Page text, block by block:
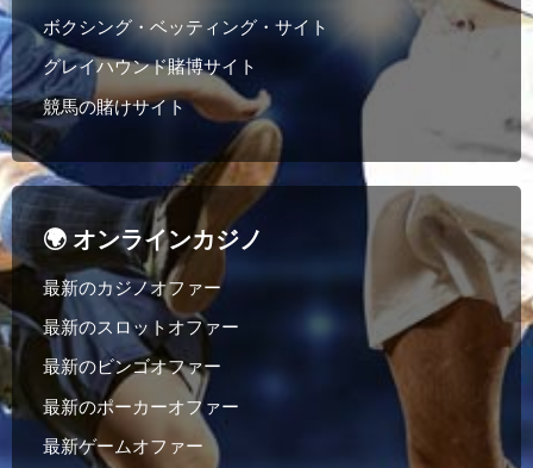
ボクシング・ベッティング・サイト
グレイハウンド賭博サイト
競馬の賭けサイト
🌍 オンラインカジノ
最新のカジノオファー
最新のスロットオファー
最新のビンゴオファー
最新のポーカーオファー
最新ゲームオファー